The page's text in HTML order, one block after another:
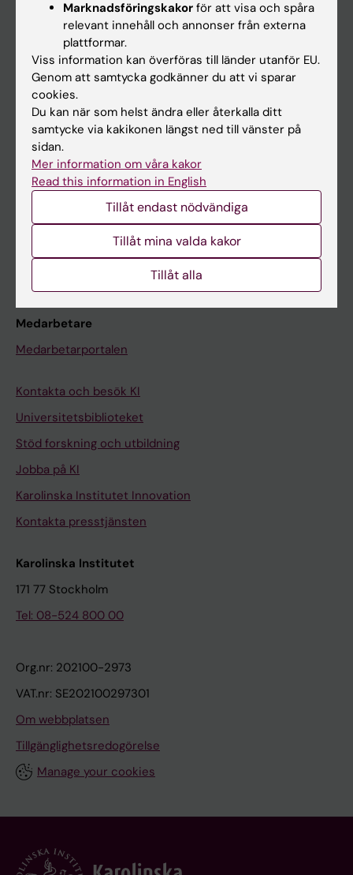
Kalender
Student
Ladok
Canvas
Schema
Studentmejlen
Kurs- och programwebbar
Medarbetare
Medarbetarportalen
Kontakta och besök KI
Universitetsbiblioteket
Stöd forskning och utbildning
Jobba på KI
Karolinska Institutet Innovation
Kontakta presstjänsten
Karolinska Institutet
171 77 Stockholm
Tel: 08-524 800 00
Org.nr: 202100-2973
VAT.nr: SE202100297301
Om webbplatsen
Tillgänglighetsredogörelse
Manage your cookies
Marknadsföringskakor för att visa och spåra
relevant innehåll och annonser från externa
plattformar.
Viss information kan överföras till länder utanför EU.
Genom att samtycka godkänner du att vi sparar
cookies.
Du kan när som helst ändra eller återkalla ditt
samtycke via kakikonen längst ned till vänster på
sidan.
Mer information om våra kakor
Read this information in English
Tillåt endast nödvändiga
Tillåt mina valda kakor
Tillåt alla